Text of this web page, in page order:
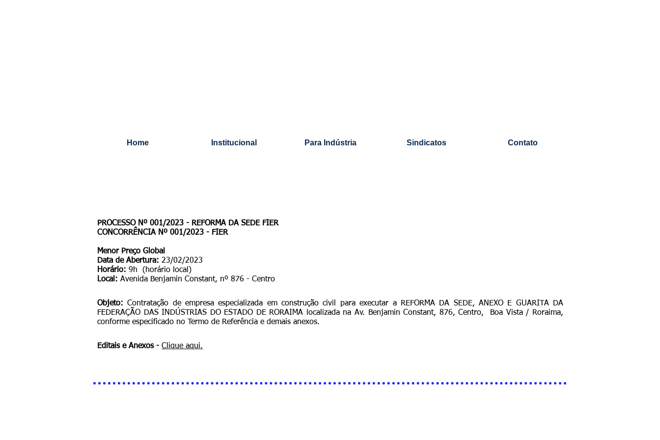
PROCESSO Nº 001/2023 - REFORMA DA SEDE FIER
CONCORRÊNCIA Nº 001/2023 - FIER
Menor Preço Global
Data de Abertura: 23/02/2023
Horário: 9h (horário local)
Local: Avenida Benjamin Constant, nº 876 - Centro
Objeto: Contratação de empresa especializada em construção civil para executar a REFORMA DA SEDE, ANEXO E GUARITA DA
FEDERAÇÃO DAS INDÚSTRIAS DO ESTADO DE RORAIMA localizada na Av. Benjamin Constant, 876, Centro, Boa Vista / Roraima,
conforme especificado no Termo de Referência e demais anexos.
Editais e Anexos - Clique aqui.
Home Institucional Para Indústria Sindicatos Contato